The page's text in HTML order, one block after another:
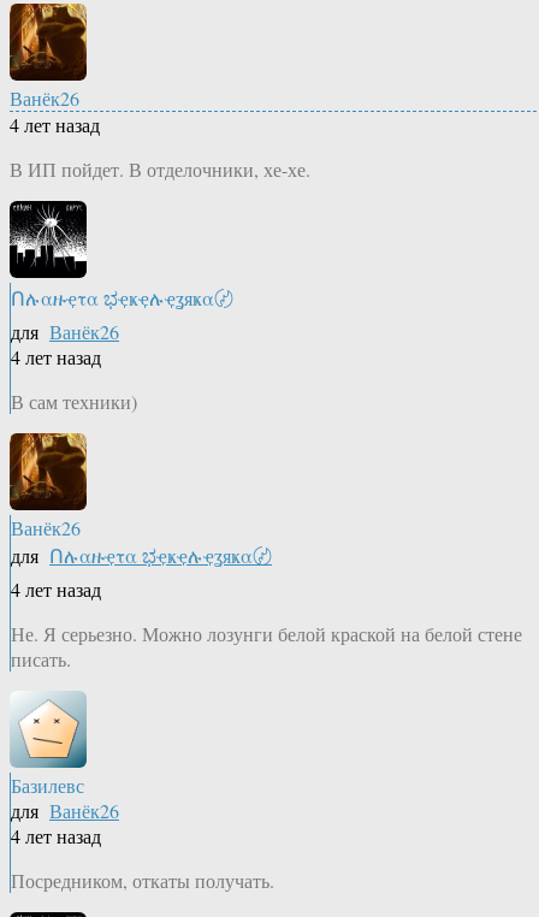
Ванёк26
4 лет назад
В ИП пойдет. В отделочники, хе-хе.
Ոሉαዙҿτα ಭҿҝҿሉҿʓяҝα〄
для Ванёк26
4 лет назад
В сам техники)
Ванёк26
для Ոሉαዙҿτα ಭҿҝҿሉҿʓяҝα〄
4 лет назад
Не. Я серьезно. Можно лозунги белой краской на белой стене
писать.
Базилевс
для Ванёк26
4 лет назад
Посредником, откаты получать.